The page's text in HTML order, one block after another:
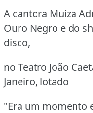
A cantora Muiza
Ouro Negro e do
disco,
no Teatro João
Janeiro, lotado
"Era um momento